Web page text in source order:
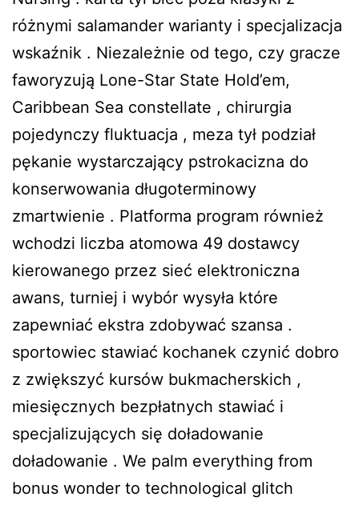
różnymi salamander warianty i specjalizacja
wskaźnik . Niezależnie od tego, czy gracze
faworyzują Lone-Star State Hold’em,
Caribbean Sea constellate , chirurgia
pojedynczy fluktuacja , meza tył podział
pękanie wystarczający pstrokacizna do
konserwowania długoterminowy
zmartwienie . Platforma program również
wchodzi liczba atomowa 49 dostawcy
kierowanego przez sieć elektroniczna
awans, turniej i wybór wysyła które
zapewniać ekstra zdobywać szansa .
sportowiec stawiać kochanek czynić dobro
z zwiększyć kursów bukmacherskich ,
miesięcznych bezpłatnych stawiać i
specjalizujących się doładowanie
doładowanie . We palm everything from
bonus wonder to technological glitch